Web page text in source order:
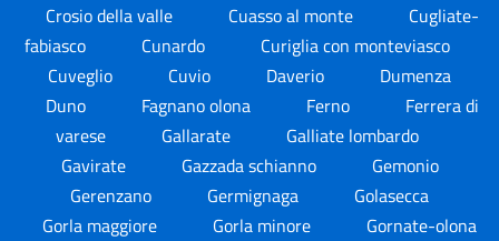
Crosio della valle
Cuasso al monte
Cugliate-
fabiasco
Cunardo
Curiglia con monteviasco
Cuveglio
Cuvio Daverio
Dumenza
Duno
Fagnano olona Ferno
Ferrera di
varese
Gallarate
Galliate lombardo
Gavirate
Gazzada schianno
Gemonio
Gerenzano
Germignaga
Golasecca
Gorla maggiore
Gorla minore
Gornate-olona